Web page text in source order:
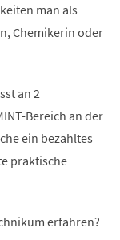
man als
Chemikerin oder
an 2
Bereich an der
ein bezahltes
praktische
erfahren?